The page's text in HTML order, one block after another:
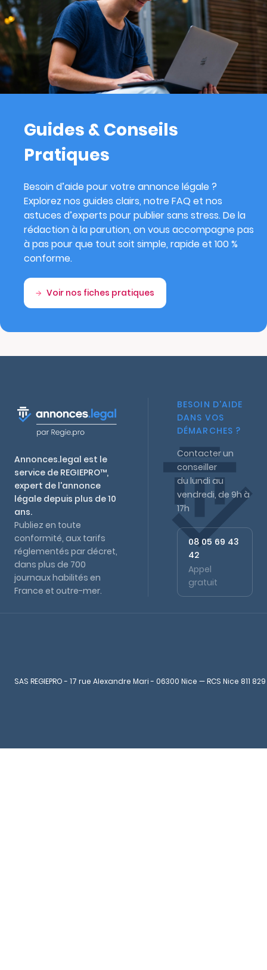
Guides & Conseils
Pratiques
Besoin d’aide pour votre annonce légale ?
Explorez nos guides clairs, notre FAQ et nos
astuces d’experts pour publier sans stress. De la
rédaction à la parution, on vous accompagne pas
à pas pour que tout soit simple, rapide et 100 %
conforme.
Voir nos fiches pratiques
Annonces.legal est le
service de REGIEPRO™,
expert de l'annonce
légale depuis plus de 10
ans.
Publiez en toute
conformité, aux tarifs
réglementés par décret,
dans plus de 700
journaux habilités en
France et outre-mer.
BESOIN D'AIDE
DANS VOS
DÉMARCHES ?
Contacter un
conseiller
du lundi au
vendredi, de 9h à
17h
08 05 69 43
42
Appel
gratuit
SAS REGIEPRO - 17 rue Alexandre Mari - 06300 Nice — RCS Nice 811